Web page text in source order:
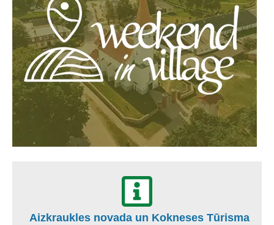
Aizkraukles novada un Kokneses Tūrisma